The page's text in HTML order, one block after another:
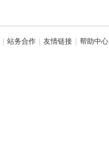
站务合作 友情链接 帮助中心